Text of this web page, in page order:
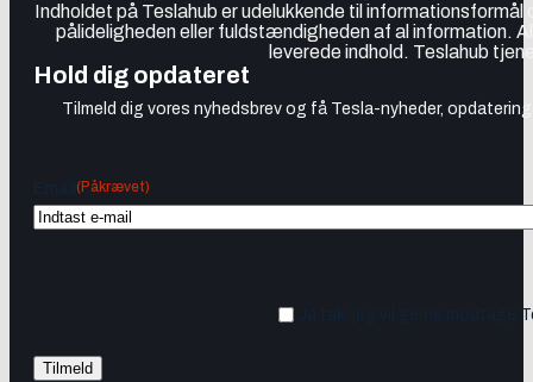
Indholdet på Teslahub er udelukkende til
pålideligheden eller fuldstændigheden af al information.
leverede indhold. Teslahub
Hold dig opdateret
Tilmeld dig vores nyhedsbrev og få Tesla-nyheder,
(Påkrævet)
Ja tak, jeg vil gerne modtage